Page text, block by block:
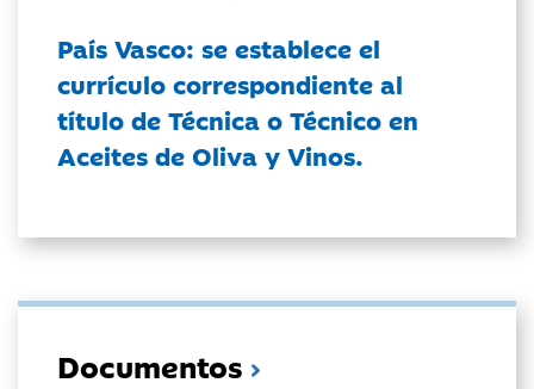
País Vasco: se establece el
currículo correspondiente al
título de Técnica o Técnico en
Aceites de Oliva y Vinos.
Documentos